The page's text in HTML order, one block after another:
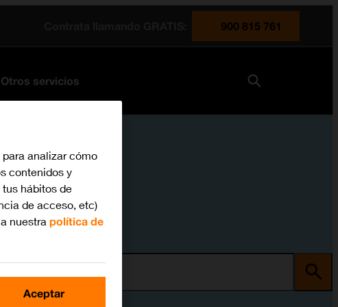
900 815 761
Otros servicios
analizar cómo
contenidos y
hábitos de
de acceso, etc)
nuestra política de
Aceptar